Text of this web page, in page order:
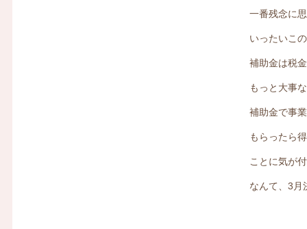
一番残念に
いったいこ
補助金は税
もっと大事
補助金で事
もらったら
ことに気が
なんて、3月